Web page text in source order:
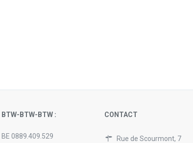
BTW-BTW-BTW :
BE 0889.409.529
CONTACT
Rue de Scourmont, 7